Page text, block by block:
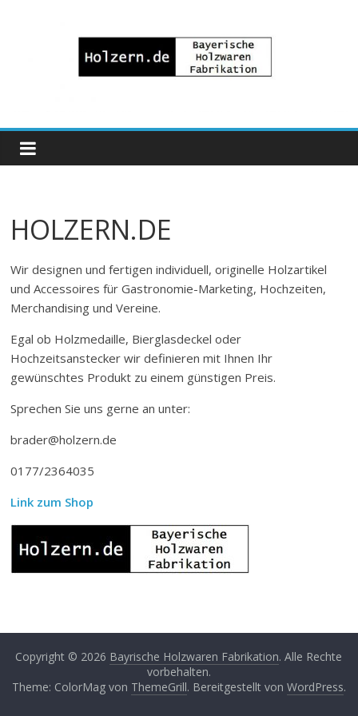
Bayrische
Holzwaren
Fabrikation
HOLZERN.DE
Wir designen und fertigen individuell, originelle Holzartikel
und Accessoires für Gastronomie-Marketing, Hochzeiten,
Merchandising und Vereine.
Egal ob Holzmedaille, Bierglasdeckel oder
Hochzeitsanstecker wir definieren mit Ihnen Ihr
gewünschtes Produkt zu einem günstigen Preis.
Sprechen Sie uns gerne an unter:
brader@holzern.de
0177/2364035
Link zum Shop
Copyright © 2026 Bayrische Holzwaren Fabrikation. Alle Rechte
vorbehalten.
Theme: ColorMag von ThemeGrill. Bereitgestellt von WordPress.